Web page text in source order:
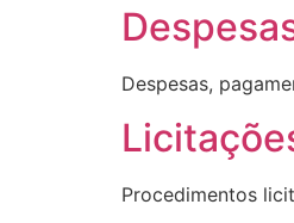
Despesas,
Procedimentos